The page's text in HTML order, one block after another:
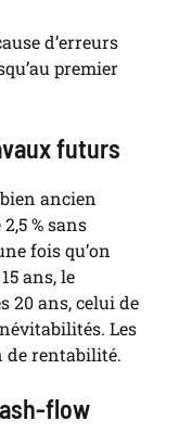
d’erreurs
premier
futurs
ancien
% sans
fois qu’on
ans, le
20 ans, celui de
Les
de rentabilité.
flow